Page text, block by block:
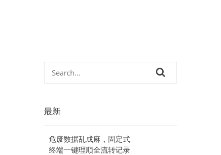
最新
危废数据乱成麻，固定式
终端一键理顺全流转记录